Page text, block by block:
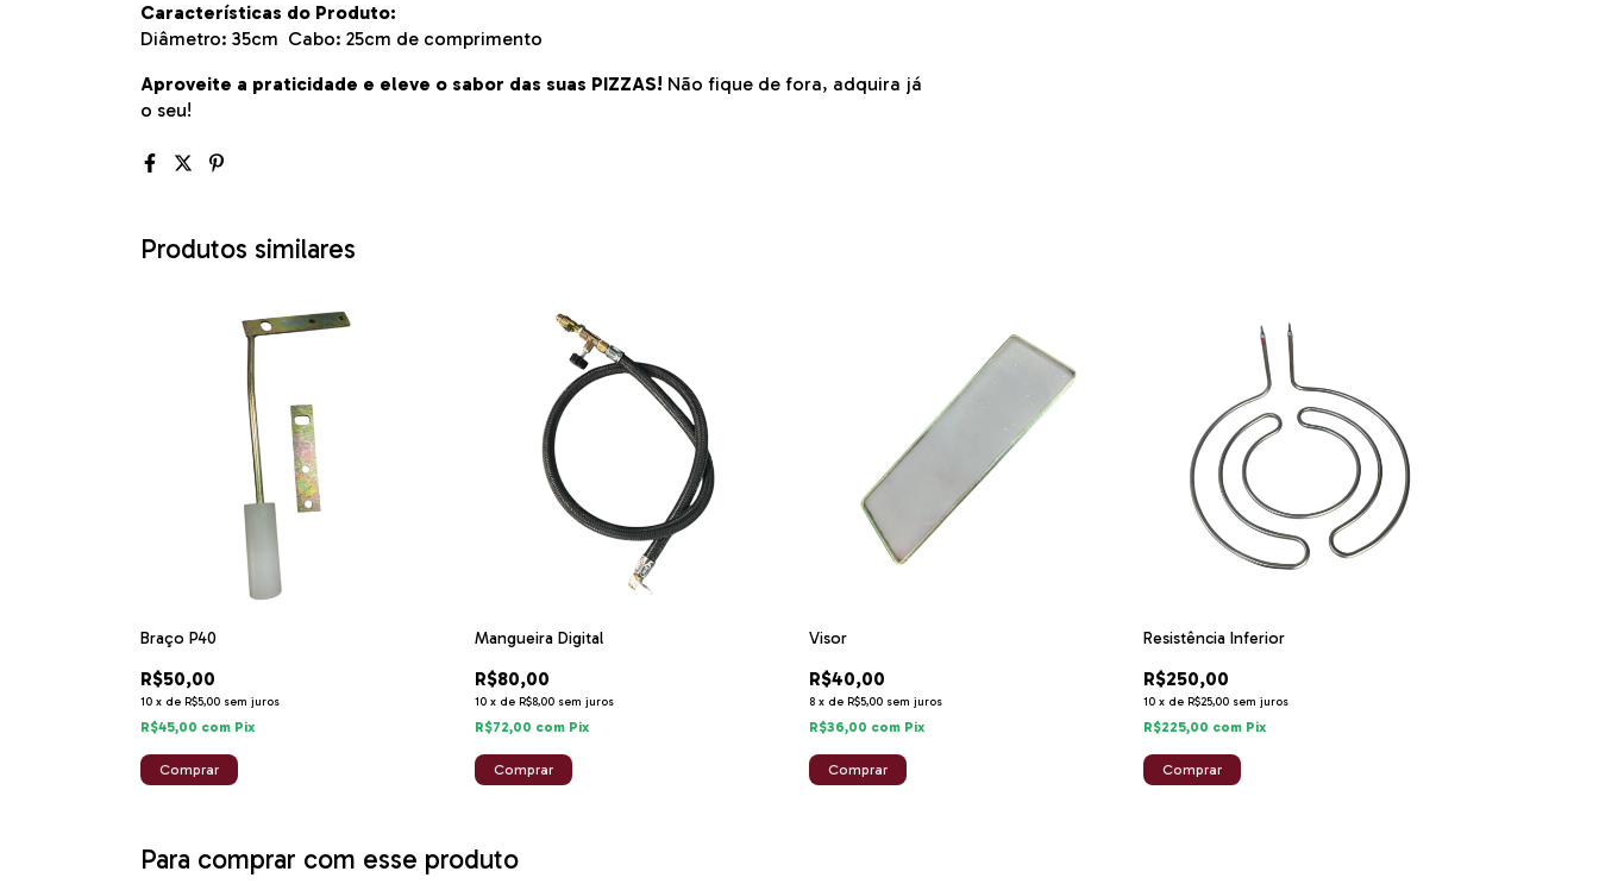
Características do Produto:
Diâmetro: 35cm Cabo: 25cm de comprimento
Aproveite a praticidade e eleve o sabor das suas PIZZAS! Não fique de fora, adquira já
o seu!
Produtos similares
Braço P40
R$50,00
10 x de R$5,00 sem juros
R$45,00 com Pix
Mangueira Digital
R$80,00
10 x de R$8,00 sem juros
R$72,00 com Pix
Visor
R$40,00
8 x de R$5,00 sem juros
R$36,00 com Pix
Resistência Inferior
R$250,00
10 x de R$25,00 sem juros
R$225,00 com Pix
Para comprar com esse produto